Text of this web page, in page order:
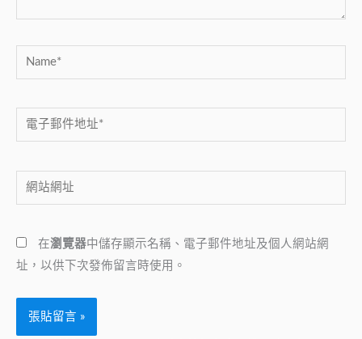
Name*
電
子
件
地
*
網
站
址
在瀏覽器中儲存顯示名稱、電子郵件地址及個人網站網
址，以供下次發佈留言時使用。